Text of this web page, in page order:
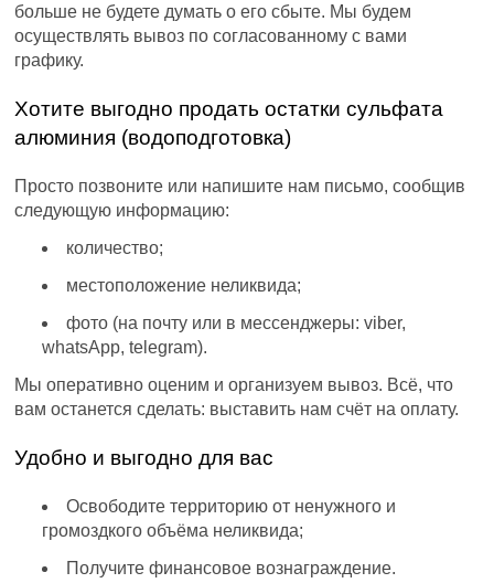
больше не будете думать о его сбыте. Мы будем
осуществлять вывоз по согласованному с вами
графику.
Хотите выгодно продать остатки сульфата
алюминия (водоподготовка)
Просто позвоните или напишите нам письмо, сообщив
следующую информацию:
количество;
местоположение неликвида;
фото (на почту или в мессенджеры: viber,
whatsApp, telegram).
Мы оперативно оценим и организуем вывоз. Всё, что
вам останется сделать: выставить нам счёт на оплату.
Удобно и выгодно для вас
Освободите территорию от ненужного и
громоздкого объёма неликвида;
Получите финансовое вознаграждение.